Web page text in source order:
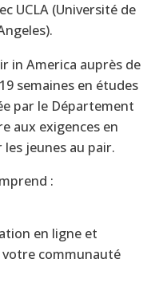
UCLA (Université de
in America auprès de
semaines en études
par le Département
aux exigences en
jeunes au pair.
:
en ligne et
votre communauté